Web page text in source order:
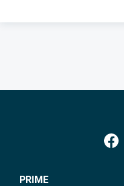
PRIME